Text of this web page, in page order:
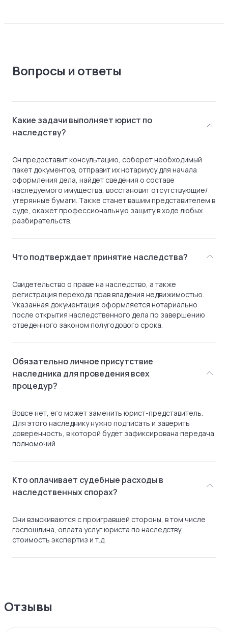
Вопросы и ответы
Какие задачи выполняет юрист по
наследству?
Он предоставит консультацию, соберет необходимый
пакет документов, отправит их нотариусу для начала
оформления дела, найдет сведения о составе
наследуемого имущества, восстановит отсутствующие/
утерянные бумаги. Также станет вашим представителем в
суде, окажет профессиональную защиту в ходе любых
разбирательств.
Что подтверждает принятие наследства?
Свидетельство о праве на наследство, а также
регистрация перехода прав владения недвижимостью.
Указанная документация оформляется нотариально
после открытия наследственного дела по завершению
отведенного законом полугодового срока.
Обязательно личное присутствие
наследника для проведения всех
процедур?
Вовсе нет, его может заменить юрист-представитель.
Для этого наследнику нужно подписать и заверить
доверенность, в которой будет зафиксирована передача
полномочий.
Кто оплачивает судебные расходы в
наследственных спорах?
Они взыскиваются с проигравшей стороны, в том числе
госпошлина, оплата услуг юриста по наследству,
стоимость экспертиз и т.д.
Отзывы